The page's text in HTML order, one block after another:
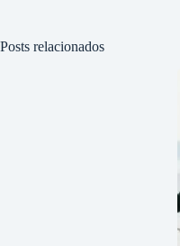
Posts relacionados